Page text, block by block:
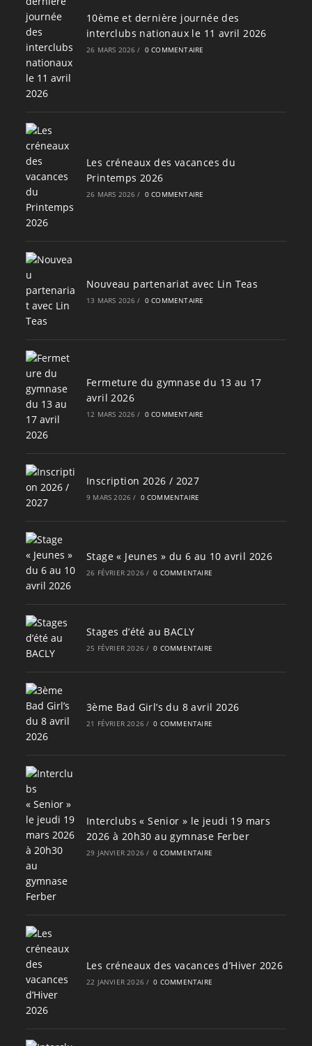
10ème et dernière journée des
interclubs nationaux le 11 avril 2026
26 MARS 2026 / 0 COMMENTAIRE
Les créneaux des vacances du
Printemps 2026
26 MARS 2026 / 0 COMMENTAIRE
Nouveau partenariat avec Lin Teas
13 MARS 2026 / 0 COMMENTAIRE
Fermeture du gymnase du 13 au 17
avril 2026
12 MARS 2026 / 0 COMMENTAIRE
Inscription 2026 / 2027
9 MARS 2026 / 0 COMMENTAIRE
Stage « Jeunes » du 6 au 10 avril 2026
26 FÉVRIER 2026 / 0 COMMENTAIRE
Stages d’été au BACLY
25 FÉVRIER 2026 / 0 COMMENTAIRE
3ème Bad Girl’s du 8 avril 2026
21 FÉVRIER 2026 / 0 COMMENTAIRE
Interclubs « Senior » le jeudi 19 mars
2026 à 20h30 au gymnase Ferber
29 JANVIER 2026 / 0 COMMENTAIRE
Les créneaux des vacances d’Hiver 2026
22 JANVIER 2026 / 0 COMMENTAIRE